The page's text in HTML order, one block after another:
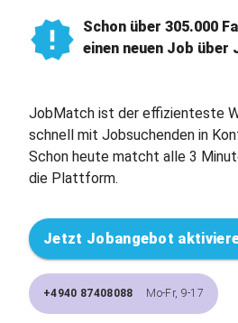
Schon über 305.000
einen neuen Job über
JobMatch ist der effizienteste
schnell mit Jobsuchenden in
Schon heute matcht alle 3
die Plattform.
Jetzt Jobangebot
+4940 87408088 Mo-Fr, 9-17